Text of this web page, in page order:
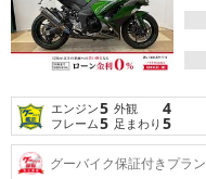
エンジン5 外観 4
フレーム5 足まわり 5
グーバイク保証付きプラン